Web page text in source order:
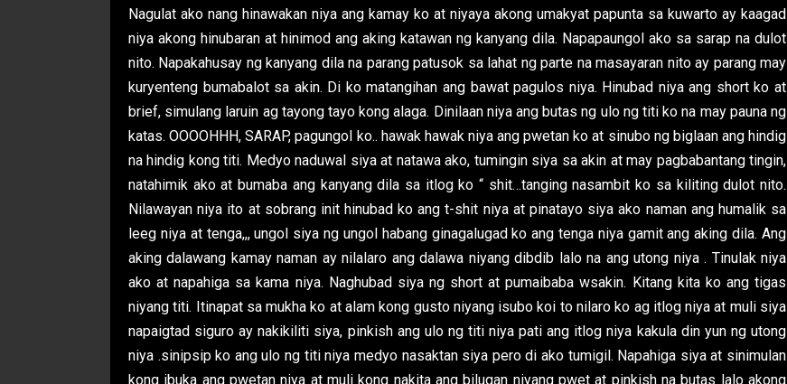
Nagulat ako nang hinawakan niya ang kamay ko at niyaya akong umakyat papunta sa kuwarto ay kaagad
niya akong hinubaran at hinimod ang aking katawan ng kanyang dila. Napapaungol ako sa sarap na dulot
nito. Napakahusay ng kanyang dila na parang patusok sa lahat ng parte na masayaran nito ay parang may
kuryenteng bumabalot sa akin. Di ko matangihan ang bawat pagulos niya. Hinubad niya ang short ko at
brief, simulang laruin ag tayong tayo kong alaga. Dinilaan niya ang butas ng ulo ng titi ko na may pauna ng
katas. OOOOHHH, SARAP, pagungol ko.. hawak hawak niya ang pwetan ko at sinubo ng biglaan ang hindig
na hindig kong titi. Medyo naduwal siya at natawa ako, tumingin siya sa akin at may pagbabantang tingin,
natahimik ako at bumaba ang kanyang dila sa itlog ko “ shit…tanging nasambit ko sa kiliting dulot nito.
Nilawayan niya ito at sobrang init hinubad ko ang t-shit niya at pinatayo siya ako naman ang humalik sa
leeg niya at tenga,,, ungol siya ng ungol habang ginagalugad ko ang tenga niya gamit ang aking dila. Ang
aking dalawang kamay naman ay nilalaro ang dalawa niyang dibdib lalo na ang utong niya . Tinulak niya
ako at napahiga sa kama niya. Naghubad siya ng short at pumaibaba wsakin. Kitang kita ko ang tigas
niyang titi. Itinapat sa mukha ko at alam kong gusto niyang isubo koi to nilaro ko ag itlog niya at muli siya
napaigtad siguro ay nakikiliti siya, pinkish ang ulo ng titi niya pati ang itlog niya kakula din yun ng utong
niya .sinipsip ko ang ulo ng titi niya medyo nasaktan siya pero di ako tumigil. Napahiga siya at sinimulan
kong ibuka ang pwetan niya at muli kong nakita ang bilugan niyang pwet at pinkish na butas lalo akong